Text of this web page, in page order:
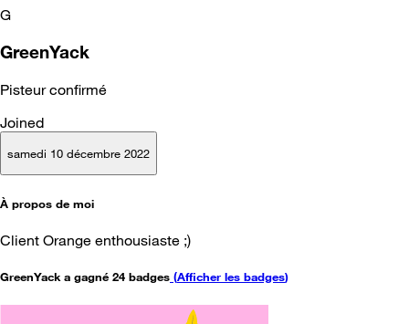
G
GreenYack
Pisteur confirmé
Joined
samedi 10 décembre 2022
À propos de moi
Client Orange enthousiaste ;)
GreenYack a gagné 24 badges (Afficher les badges)